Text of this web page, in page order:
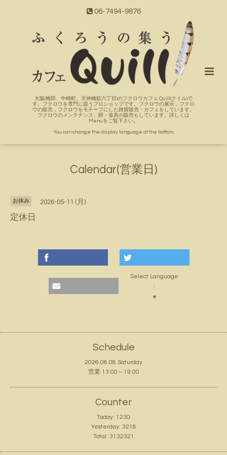
06-7494-9876
大阪(梅田、中崎町、天神橋筋六丁目)のフクロウカフェ Quill(クイル)で
す。フクロウを専門に扱うプロショップです。フクロウの展示，フクロ
ウの販売，フクロウをモチーフにした雑貨販売・カフェをしています。
フクロウのメンテナンス、餌・道具の販売もしています。詳しくは
Menuをご覧下さい。
You can change the display language at the bottom.
Calendar(営業日)
お休み 2026-05-11 (月)
定休日
Select Language
▼
Schedule
2026.08.08 Saturday
営業 13:00～19:00
Counter
Today: 1230
Yesterday: 3218
Total: 3132321